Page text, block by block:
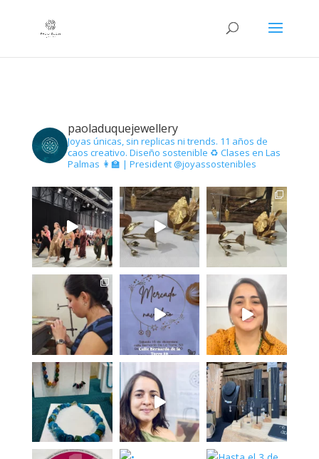
paoladuquejewellery
Joyas únicas, sin replicas ni trends. 11 años de
caos creativo. Diseño sostenible ♻️ Clases en Las
Palmas 👩‍🏫 | President @joyassostenibles